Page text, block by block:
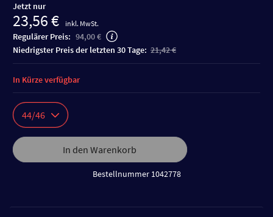
Jetzt nur
23,56 € inkl. MwSt.
Regulärer Preis: 94,00 €
niedrigster Preis der letzten 30 Tage: 21,42 €
44/46
In den Warenkorb
Bestellnummer 1042778
In Kürze verfügbar